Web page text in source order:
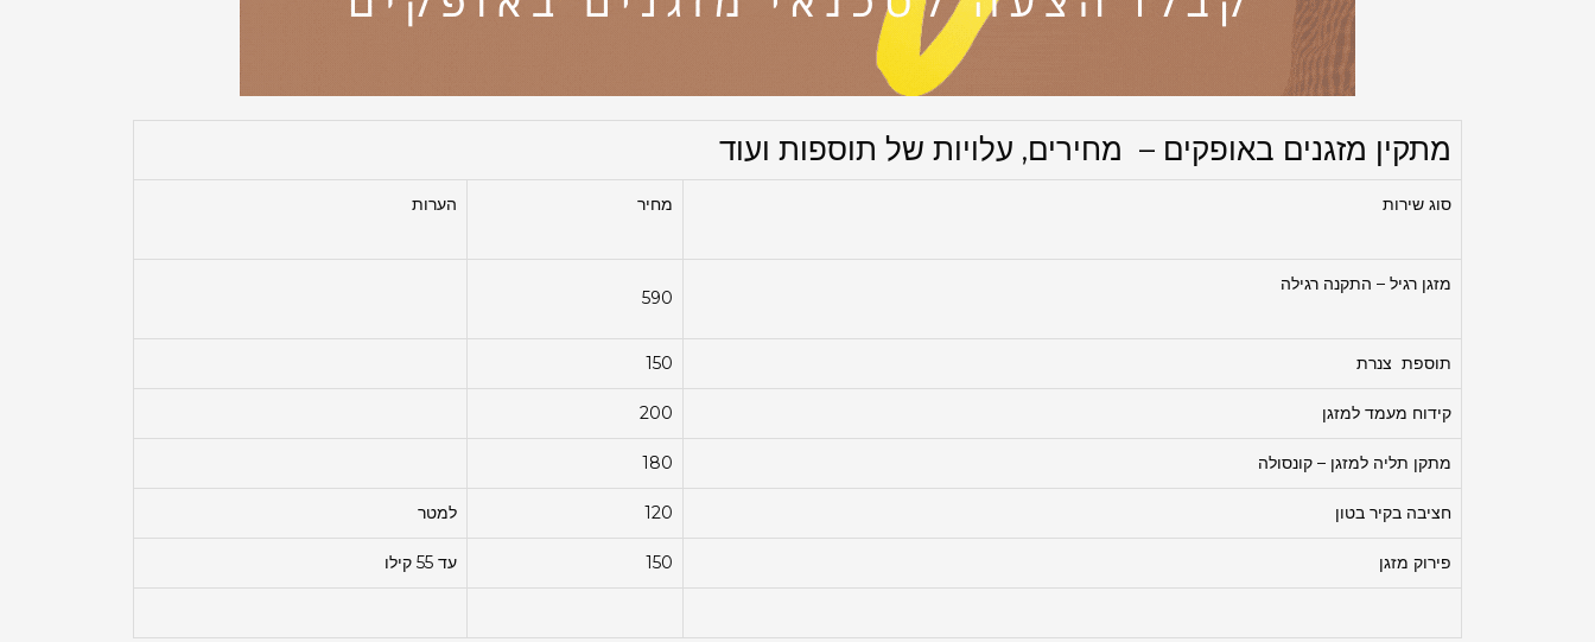
מתקין מזגנים באופקים – מחירים, עלויות של תוספות ועוד
סוג שירות מחיר הערות
מזגן רגיל – התקנה רגילה
590
תוספת צנרת 150
קידוח מעמד למזגן 200
מתקן תליה למזגן – קונסולה 180
חציבה בקיר בטון 120 למטר
פירוק מזגן 150 עד 55 קילו